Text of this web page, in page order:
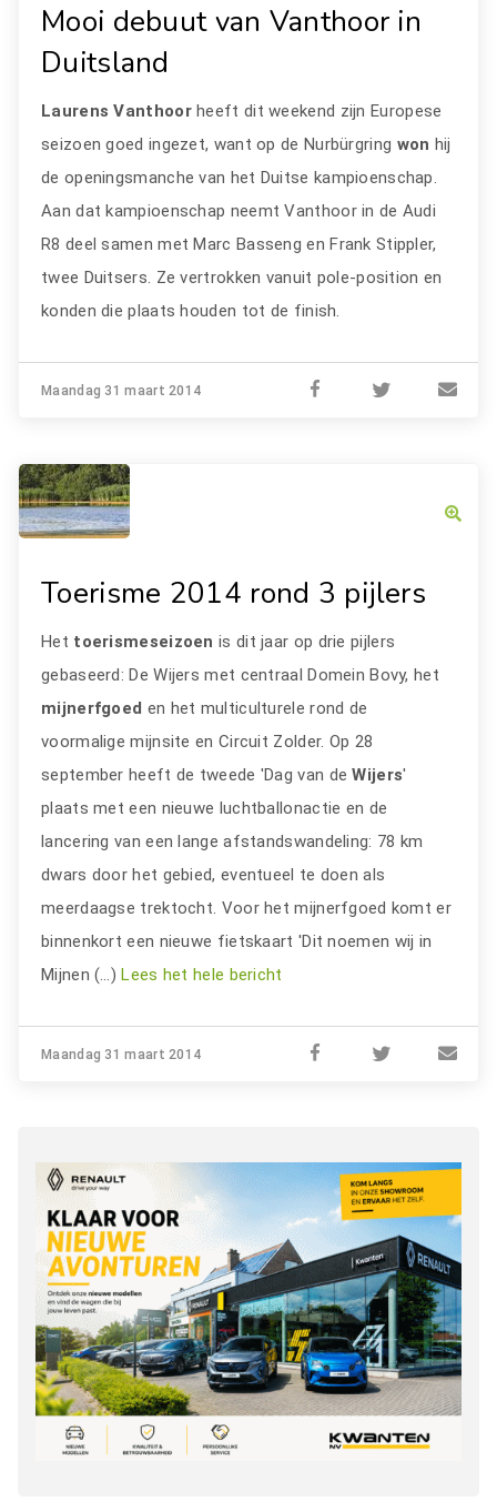
Mooi debuut van Vanthoor in
Duitsland
Laurens Vanthoorheeft dit weekend zijn Europese
seizoen goed ingezet, want op de Nurbürgring won hij
de openingsmanche van het Duitse kampioenschap.
Aan dat kampioenschap neemt Vanthoor in de Audi
R8 deel samen met Marc Basseng en Frank Stippler,
twee Duitsers. Ze vertrokken vanuit pole-position en
konden die plaats houden tot de finish.
Maandag 31 maart 2014
Toerisme 2014 rond 3 pijlers
Het toerismeseizoenis dit jaar op drie pijlers
gebaseerd: De Wijers met centraal Domein Bovy, het
mijnerfgoed en het multiculturele rond de
voormalige mijnsite en Circuit Zolder. Op 28
september heeft de tweede 'Dag van deWijers'
plaats met een nieuwe luchtballonactie en de
lancering van een lange afstandswandeling: 78 km
dwars door het gebied, eventueel te doen als
meerdaagse trektocht. Voor het mijnerfgoed komt er
binnenkort een nieuwe fietskaart 'Dit noemen wij in
Mijnen (…)Lees het hele bericht
Maandag 31 maart 2014